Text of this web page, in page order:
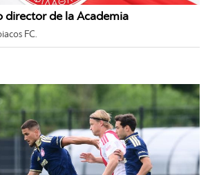
director de la Academia
FC.